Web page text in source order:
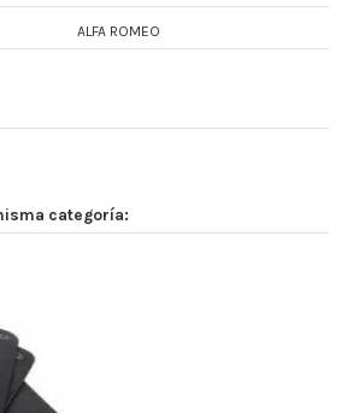
ALFA ROMEO
categoría: